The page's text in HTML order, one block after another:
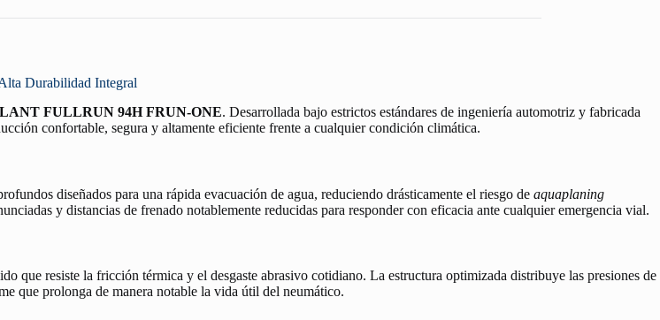
Durabilidad Integral
FULLRUN 94H FRUN-ONE. Desarrollada bajo estrictos estándares de ingeniería automotriz y fabricada
confortable, segura y altamente eficiente frente a cualquier condición climática.
diseñados para una rápida evacuación de agua, reduciendo drásticamente el riesgo de aquaplaning
y distancias de frenado notablemente reducidas para responder con eficacia ante cualquier emergencia vial.
que resiste la fricción térmica y el desgaste abrasivo cotidiano. La estructura optimizada distribuye las presiones de
que prolonga de manera notable la vida útil del neumático.